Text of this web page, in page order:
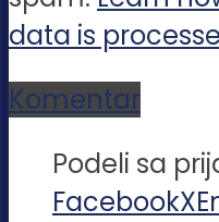
data is
Komentar
Podeli sa
FacebookX